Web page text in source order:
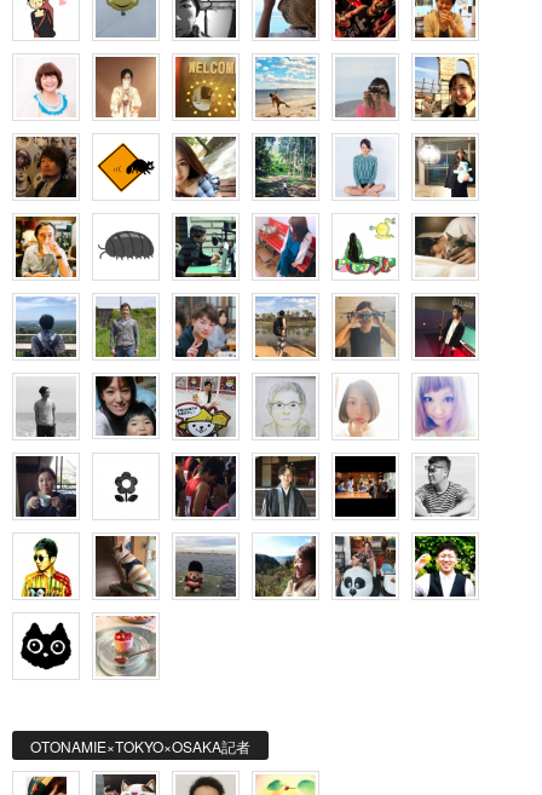
OTONAMIE×TOKYO×OSAKA記者